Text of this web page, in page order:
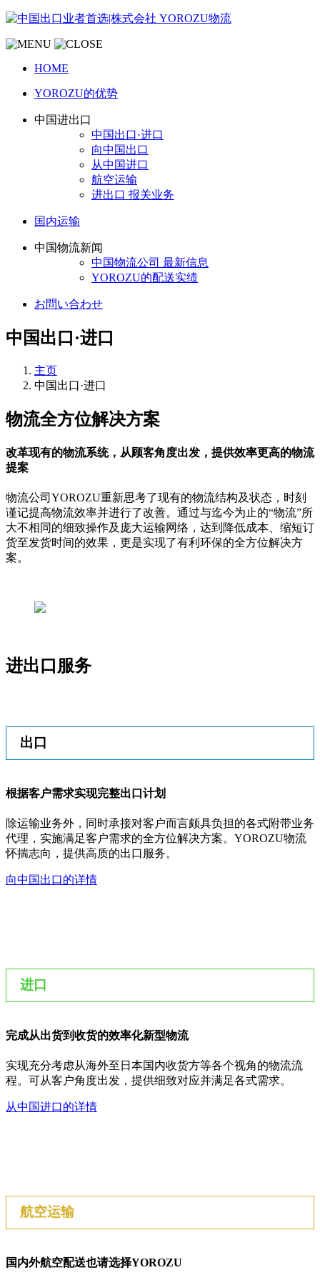
HOME
YOROZU的优势
中国进出口
中国出口·进口
向中国出口
从中国进口
航空运输
进出口 报关业务
国内运输
中国物流新闻
中国物流公司 最新信息
YOROZU的配送实绩
お問い合わせ
中国出口·进口
主页
中国出口·进口
物流全方位解决方案
改革现有的物流系统，从顾客角度出发，提供效率更高的物流
提案
物流公司YOROZU重新思考了现有的物流结构及状态，时刻
谨记提高物流效率并进行了改善。通过与迄今为止的“物流”所
大不相同的细致操作及庞大运输网络，达到降低成本、缩短订
货至发货时间的效果，更是实现了有利环保的全方位解决方
案。
进出口服务
出口
根据客户需求实现完整出口计划
除运输业务外，同时承接对客户而言颇具负担的各式附带业务
代理，实施满足客户需求的全方位解决方案。YOROZU物流
怀揣志向，提供高质的出口服务。
向中国出口的详情
进口
完成从出货到收货的效率化新型物流
实现充分考虑从海外至日本国内收货方等各个视角的物流流
程。可从客户角度出发，提供细致对应并满足各式需求。
从中国进口的详情
航空运输
国内外航空配送也请选择YOROZU